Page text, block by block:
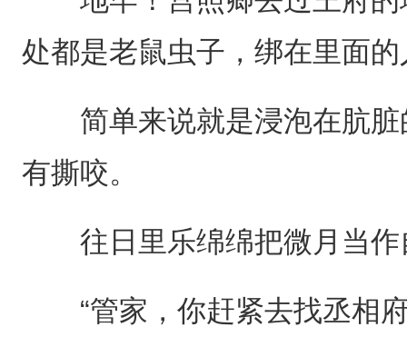
处都是老鼠虫子，绑在里面
简单来说就是浸泡在肮脏
有撕咬。
往日里乐绵绵把微月当作
“管家，你赶紧去找丞相府